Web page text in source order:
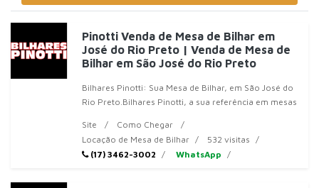
Pinotti Venda de Mesa de Bilhar em
José do Rio Preto | Venda de Mesa de
Bilhar em São José do Rio Preto
Bilhares Pinotti: Sua Mesa de Bilhar, em São José do
Rio Preto.Bilhares Pinotti, a sua referência em mesas
Site
Como Chegar
Locação de Mesa de Bilhar
532 visitas
(17) 3462-3002
WhatsApp